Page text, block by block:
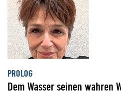
PROLOG
Dem Wasser seinen wahren